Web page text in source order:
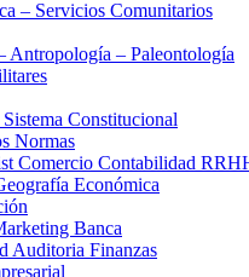
– Servicios Comunitarios
Antropología – Paleontología
Constitucional
Normas
Comercio Contabilidad
Económica
Banca
Auditoria Finanzas